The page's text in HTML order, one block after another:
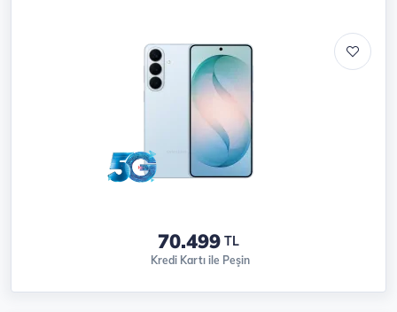
70.499 TL
Kredi Kartı ile Peşin